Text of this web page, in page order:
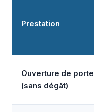
Prestation
Ouverture de porte
(sans dégât)